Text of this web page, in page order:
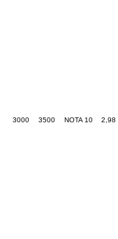
3000 3500 NOTA 10 2,98